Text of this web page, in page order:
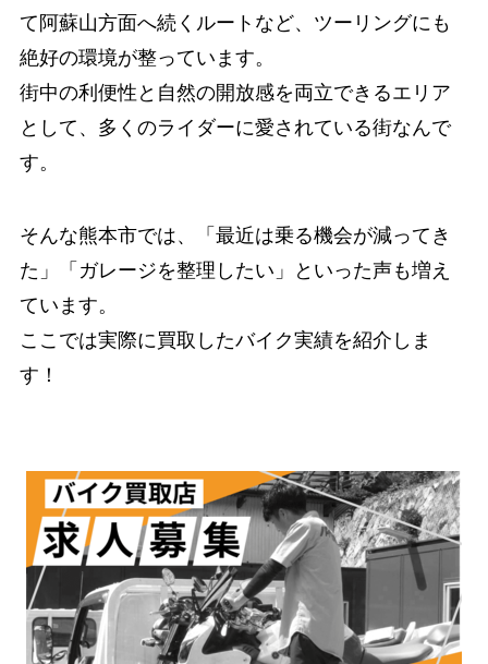
て阿蘇山方面へ続くルートなど、ツーリングにも
絶好の環境が整っています。
街中の利便性と自然の開放感を両立できるエリア
として、多くのライダーに愛されている街なんで
す。
そんな熊本市では、「最近は乗る機会が減ってき
た」「ガレージを整理したい」といった声も増え
ています。
ここでは実際に買取したバイク実績を紹介しま
す！